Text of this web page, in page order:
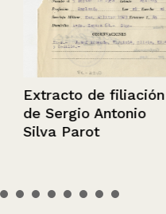
Extracto de filiación
de Sergio Antonio
Silva Parot